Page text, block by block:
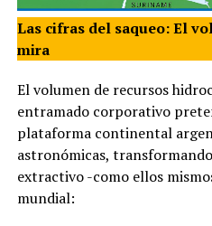
Las cifras del saqueo: El
mira
El volumen de recursos
entramado corporativo
plataforma continental
astronómicas,
extractivo -como ellos
mundial: